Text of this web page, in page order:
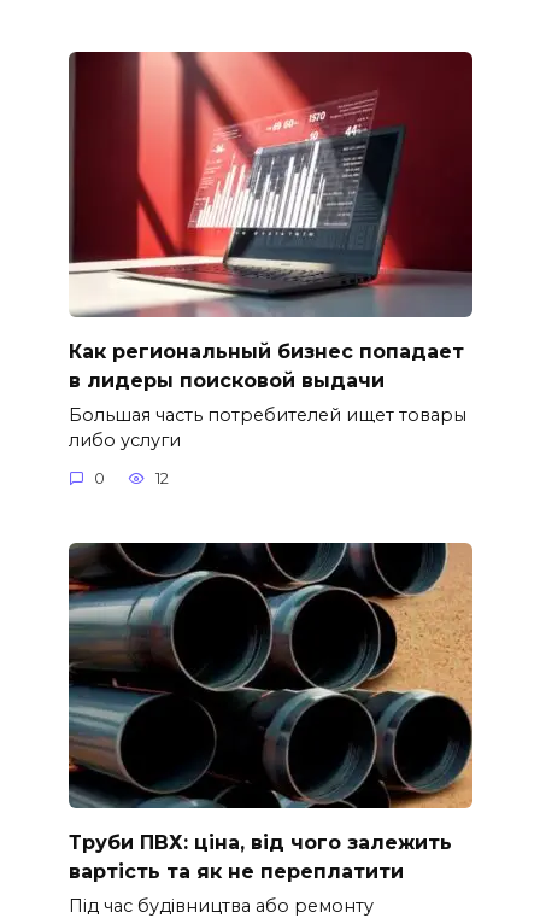
Как региональный бизнес попадает
в лидеры поисковой выдачи
Большая часть потребителей ищет товары
либо услуги
0 12
Труби ПВХ: ціна, від чого залежить
вартість та як не переплатити
Під час будівництва або ремонту